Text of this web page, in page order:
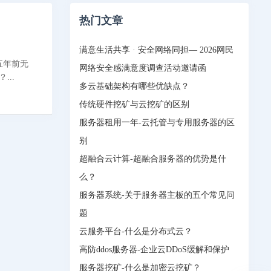
年前无
...
热门文章
满意生活共享 · 安全网络同担— 2026网民
网络安全感满意度调查活动邀请函
多云基础架构有哪些优缺点？
传统硬件挖矿与云挖矿的区别
服务器租用一年-云托管与专用服务器的区
别
超融合云计算-超融合服务器的优势是什
么？
服务器系统-关于服务器主板的五个常见问
题
云服务平台-什么是分布式云？
高防ddos服务器-企业云DDoS缓解和保护
服务器挖矿-什么是加密云挖矿？